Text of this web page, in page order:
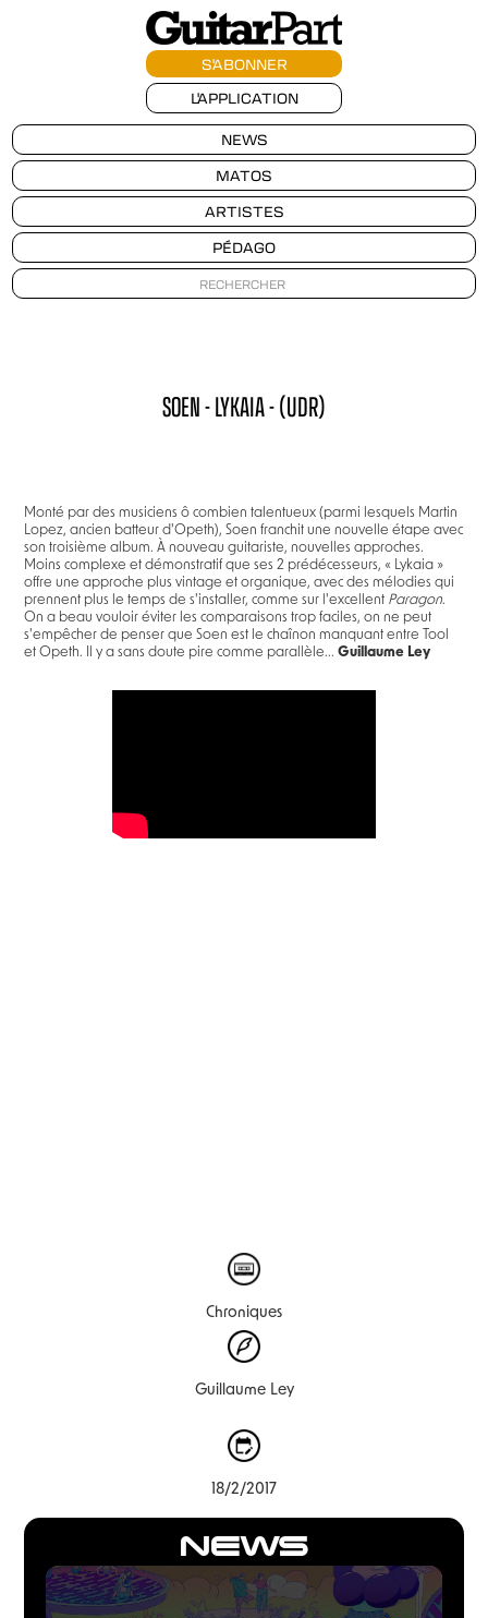
S'ABONNER
L'APPLICATION
NEWS
MATOS
ARTISTES
PÉDAGO
NEWS
SOEN - LYKAIA - (UDR)
Monté par des musiciens ô combien talentueux (parmi lesquels Martin
Lopez, ancien batteur d'Opeth), Soen franchit une nouvelle étape avec
son troisième album. À nouveau guitariste, nouvelles approches.
Moins complexe et démonstratif que ses 2 prédécesseurs, « Lykaia »
offre une approche plus vintage et organique, avec des mélodies qui
prennent plus le temps de s'installer, comme sur l'excellent Paragon.
On a beau vouloir éviter les comparaisons trop faciles, on ne peut
s'empêcher de penser que Soen est le chaînon manquant entre Tool
et Opeth. Il y a sans doute pire comme parallèle...Guillaume Ley
Chroniques
Guillaume Ley
18/2/2017